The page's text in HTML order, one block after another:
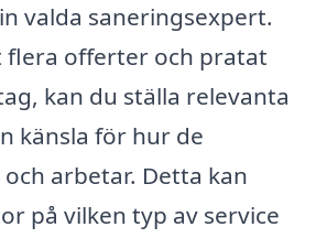
valda saneringsexpert.
flera offerter och pratat
kan du ställa relevanta
känsla för hur de
arbetar. Detta kan
på vilken typ av service